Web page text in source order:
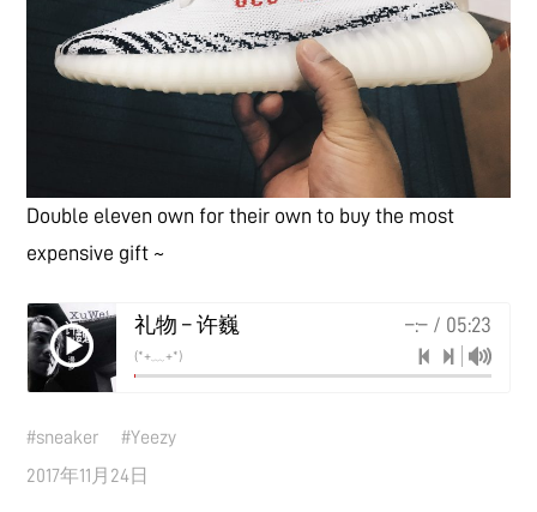
Double eleven own for their own to buy the most
expensive gift ~
礼物 – 许巍 –:–/ 05:23
(*+﹏+*)
#sneaker #Yeezy
2017年11月24日